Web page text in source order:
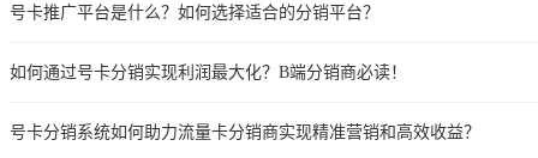
号卡推广平台是什么？如何选择适合的分销平台？
如何通过号卡分销实现利润最大化？B端分销商必读！
号卡分销系统如何助力流量卡分销商实现精准营销和高效收益？